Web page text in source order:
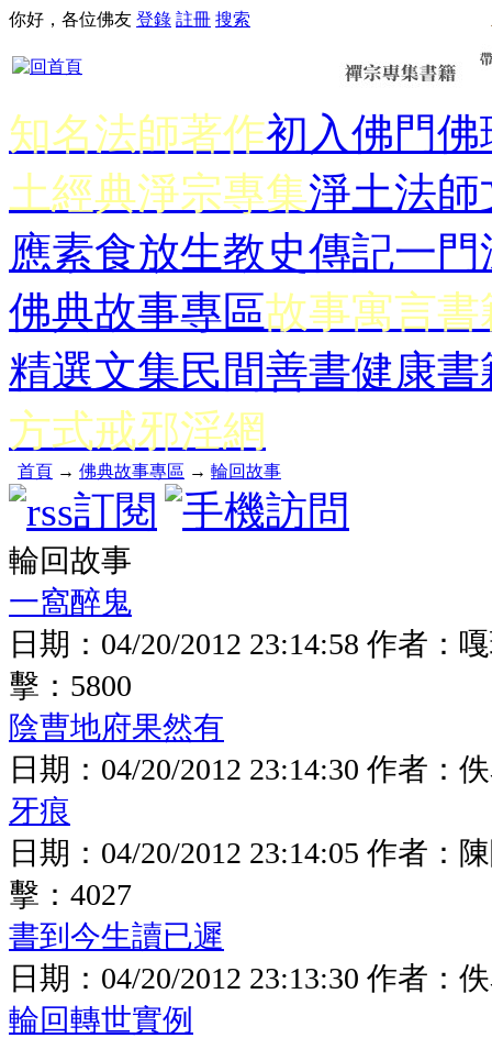
你好，各位佛友 登錄 註冊 搜索
知名法師著作初入佛門佛
土經典淨宗專集淨土法師
應素食放生教史傳記一門
佛典故事專區故事寓言書
精選文集民間善書健康書
方式戒邪淫網
首頁 → 佛典故事專區 → 輪回故事
輪回故事
一窩醉鬼
日期： 04/20/2012 23:14:58 作者：
擊： 5800
陰曹地府果然有
日期： 04/20/2012 23:14:30 作者：
牙痕
日期： 04/20/2012 23:14:05 作者：
擊： 4027
書到今生讀已遲
日期： 04/20/2012 23:13:30 作者：
輪回轉世實例